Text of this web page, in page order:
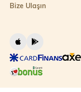
Bize Ulaşın